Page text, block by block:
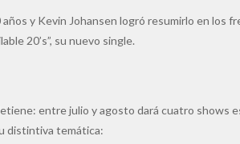
y Kevin Johansen logró resumirlo en los
20’s”, su nuevo single.
entre julio y agosto dará cuatro shows
distintiva temática: